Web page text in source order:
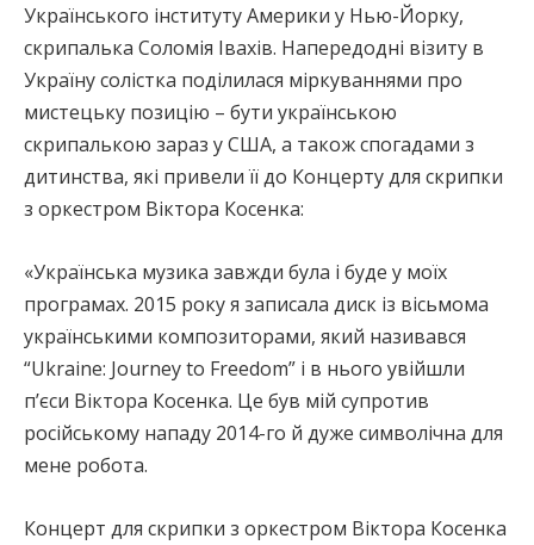
Українського інституту Америки у Нью-Йорку,
скрипалька Соломія Івахів. Напередодні візиту в
Україну солістка поділилася міркуваннями про
мистецьку позицію – бути українською
скрипалькою зараз у США, а також спогадами з
дитинства, які привели її до Концерту для скрипки
з оркестром Віктора Косенка:
«Українська музика завжди була і буде у моїх
програмах. 2015 року я записала диск із вісьмома
українськими композиторами, який називався
“Ukraine: Journey to Freedom” і в нього увійшли
пʼєси Віктора Косенка. Це був мій супротив
російському нападу 2014-го й дуже символічна для
мене робота.
Концерт для скрипки з оркестром Віктора Косенка